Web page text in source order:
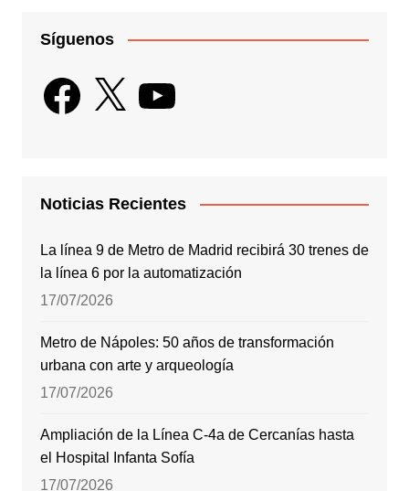
Síguenos
Facebook
X YouTube
Noticias Recientes
La línea 9 de Metro de Madrid recibirá 30 trenes de
la línea 6 por la automatización
17/07/2026
Metro de Nápoles: 50 años de transformación
urbana con arte y arqueología
17/07/2026
Ampliación de la Línea C-4a de Cercanías hasta
el Hospital Infanta Sofía
17/07/2026